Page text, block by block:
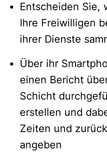
Entscheiden Sie,
Ihre Freiwilligen
ihrer Dienste
Über ihr
einen Bericht
Schicht
erstellen und
Zeiten und
angeben